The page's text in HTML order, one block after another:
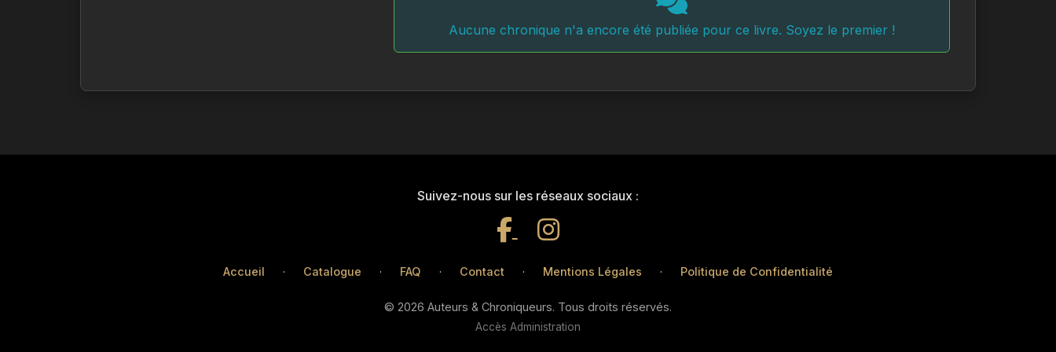
Aucune chronique n'a encore été publiée pour ce livre. Soyez le premier !
Suivez-nous sur les réseaux sociaux :
Accueil · Catalogue · FAQ · Contact · Mentions Légales · Politique de Confidentialité
© 2026 Auteurs & Chroniqueurs. Tous droits réservés.
Accès Administration